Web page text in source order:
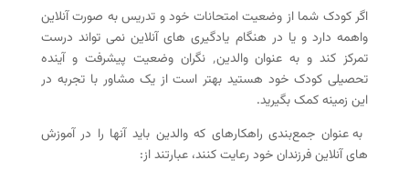
اگر کودک شما از وضعیت امتحانات خود و تدریس به صورت آنلاین
واهمه دارد و یا در هنگام یادگیری های آنلاین نمی تواند درست
تمرکز کند و به عنوان والدین٬ نگران وضعیت پیشرفت و آینده
تحصیلی کودک خود هستید بهتر است از یک مشاور با تجربه در
این زمینه کمک بگیرید.
به عنوان جمع‌بندی راهکارهای که والدین باید آنها را در آموزش
های آنلاین فرزندان خود رعایت کنند، عبارتند از: